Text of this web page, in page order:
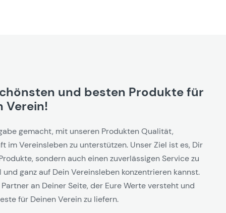
und besten Produkte für
Verein!
gemacht, mit unseren Produkten Qualität,
im Vereinsleben zu unterstützen. Unser Ziel ist es, Dir
sondern auch einen zuverlässigen Service zu
ganz auf Dein Vereinsleben konzentrieren kannst.
an Deiner Seite, der Eure Werte versteht und
für Deinen Verein zu liefern.